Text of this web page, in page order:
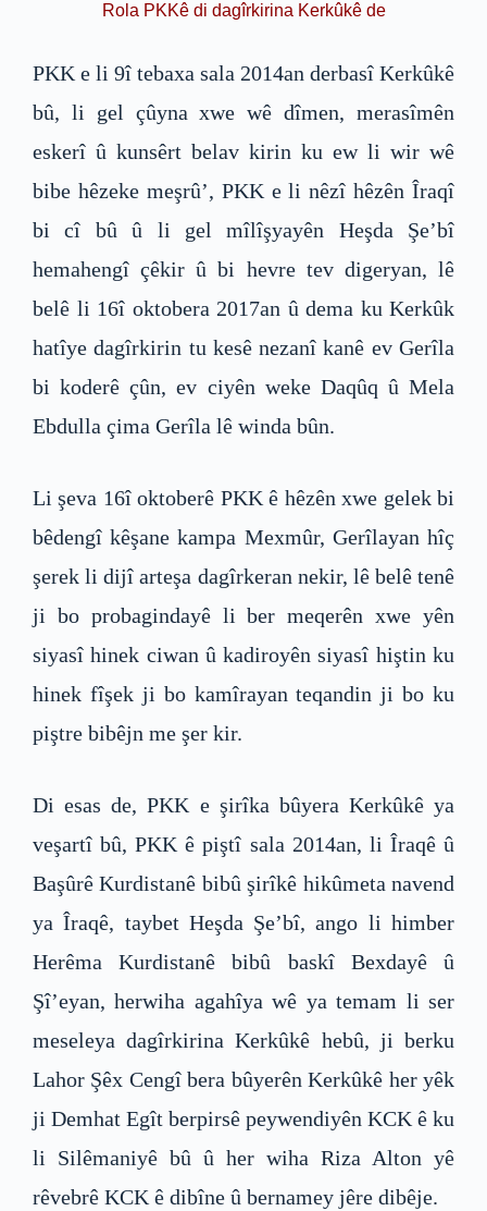
Rola PKKê di dagîrkirina Kerkûkê de
PKK e li 9î tebaxa sala 2014an derbasî Kerkûkê
bû, li gel çûyna xwe wê dîmen, merasîmên
eskerî û kunsêrt belav kirin ku ew li wir wê
bibe hêzeke meşrû’, PKK e li nêzî hêzên Îraqî
bi cî bû û li gel mîlîşyayên Heşda Şe’bî
hemahengî çêkir û bi hevre tev digeryan, lê
belê li 16î oktobera 2017an û dema ku Kerkûk
hatîye dagîrkirin tu kesê nezanî kanê ev Gerîla
bi koderê çûn, ev ciyên weke Daqûq û Mela
Ebdulla çima Gerîla lê winda bûn.
Li şeva 16î oktoberê PKK ê hêzên xwe gelek bi
bêdengî kêşane kampa Mexmûr, Gerîlayan hîç
şerek li dijî arteşa dagîrkeran nekir, lê belê tenê
ji bo probagindayê li ber meqerên xwe yên
siyasî hinek ciwan û kadiroyên siyasî hiştin ku
hinek fîşek ji bo kamîrayan teqandin ji bo ku
piştre bibêjn me şer kir.
Di esas de, PKK e şirîka bûyera Kerkûkê ya
veşartî bû, PKK ê piştî sala 2014an, li Îraqê û
Başûrê Kurdistanê bibû şirîkê hikûmeta navend
ya Îraqê, taybet Heşda Şe’bî, ango li himber
Herêma Kurdistanê bibû baskî Bexdayê û
Şî’eyan, herwiha agahîya wê ya temam li ser
meseleya dagîrkirina Kerkûkê hebû, ji berku
Lahor Şêx Cengî bera bûyerên Kerkûkê her yêk
ji Demhat Egît berpirsê peywendiyên KCK ê ku
li Silêmaniyê bû û her wiha Riza Alton yê
rêvebrê KCK ê dibîne û bernamey jêre dibêje.